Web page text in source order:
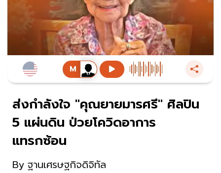
ส่งกำลังใจ "คุณยายมารศรี" ศิลปิน
5 แผ่นดิน ป่วยโควิดอาการ
แทรกซ้อน
By ฐานเศรษฐกิจดิจิทัล